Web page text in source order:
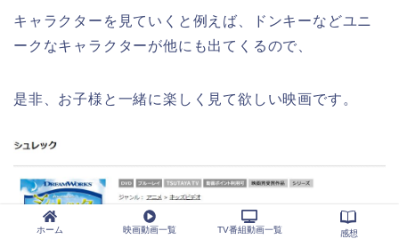
キャラクターを見ていくと例えば、ドンキーなどユニ
ークなキャラクターが他にも出てくるので、
是非、お子様と一緒に楽しく見て欲しい映画です。
ホーム 映画動画一覧 TV番組動画一覧 感想